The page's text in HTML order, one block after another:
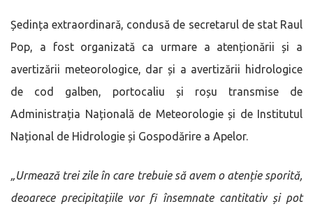
Ședința extraordinară, condusă de secretarul de stat Raul
Pop, a fost organizată ca urmare a atenționării și a
avertizării meteorologice, dar și a avertizării hidrologice
de cod galben, portocaliu și roșu transmise de
Administrația Națională de Meteorologie și de Institutul
Național de Hidrologie și Gospodărire a Apelor.
„Urmează trei zile în care trebuie să avem o atenție sporită,
deoarece precipitațiile vor fi însemnate cantitativ și pot